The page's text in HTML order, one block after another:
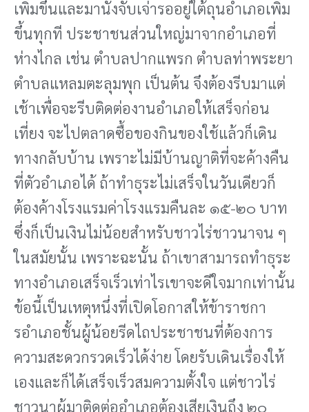
เพิ่มขึ้นและมานั่งจับเจ่ารออยู่ใต้ถุนอําเภอเพิ่ม
ขึ้นทุกที ประชาชนส่วนใหญ่มาจากอําเภอที่
ห่างไกล เช่น ตําบลปากแพรก ตําบลท่าพระยา
ตําบลแหลมตะลุมพุก เป็นต้น จึงต้องรีบมาแต่
เช้าเพื่อจะรีบติดต่องานอําเภอให้เสร็จก่อน
เที่ยง จะไปตลาดซื้อของกินของใช้แล้วก็เดิน
ทางกลับบ้าน เพราะไม่มีบ้านญาติที่จะค้างคืน
ที่ตัวอําเภอได้ ถ้าทําธุระไม่เสร็จในวันเดียวก็
ต้องค้างโรงแรมค่าโรงแรมคืนละ ๑๕-๒๐ บาท
ซึ่งก็เป็นเงินไม่น้อยสําหรับชาวไร่ชาวนาจน ๆ
ในสมัยนั้น เพราะฉะนั้น ถ้าเขาสามารถทําธุระ
ทางอําเภอเสร็จเร็วเท่าไรเขาจะดีใจมากเท่านั้น
ข้อนี้เป็นเหตุหนึ่งที่เปิดโอกาสให้ข้าราชกา
รอําเภอชั้นผู้น้อยรีดไถประชาชนที่ต้องการ
ความสะดวกรวดเร็วได้ง่าย โดยรับเดินเรื่องให้
เองและก็ได้เสร็จเร็วสมความตั้งใจ แต่ชาวไร่
ชาวนาผู้มาติดต่ออําเภอต้องเสียเงินถึง ๒๐